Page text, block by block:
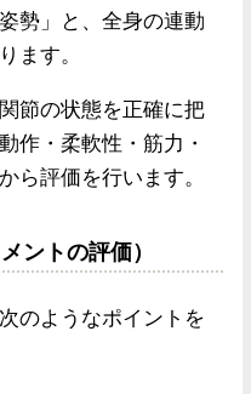
勢」と、全身の連動
ます。
節の状態を正確に把
作・柔軟性・筋力・
ら評価を行います。
ントの評価）
のようなポイントを